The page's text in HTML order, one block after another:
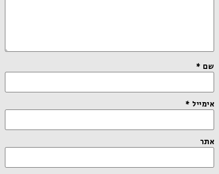
שם *
אימייל *
אתר